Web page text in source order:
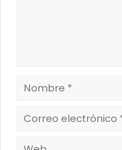
Nombre
Correo
electrónico
Web